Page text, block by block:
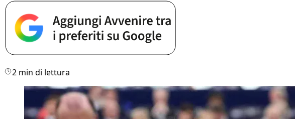
2 min di lettura